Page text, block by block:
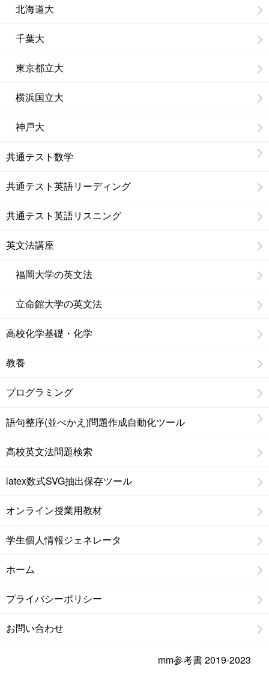
北海道大
千葉大
東京都立大
横浜国立大
神戸大
共通テスト数学
共通テスト英語リーディング
共通テスト英語リスニング
英文法講座
福岡大学の英文法
立命館大学の英文法
高校化学基礎・化学
教養
プログラミング
語句整序(並べかえ)問題作成自動化ツール
高校英文法問題検索
latex数式SVG抽出保存ツール
オンライン授業用教材
学生個人情報ジェネレータ
ホーム
プライバシーポリシー
お問い合わせ
mm参考書 2019-2023